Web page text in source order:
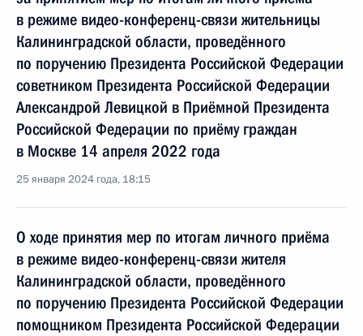
в режиме видео-конференц-связи жительницы
Калининградской области, проведённого
по поручению Президента Российской Федерации
советником Президента Российской Федерации
Александрой Левицкой в Приёмной Президента
Российской Федерации по приёму граждан
в Москве 14 апреля 2022 года
25 января 2024 года, 18:15
О ходе принятия мер по итогам личного приёма
в режиме видео-конференц-связи жителя
Калининградской области, проведённого
по поручению Президента Российской Федерации
помощником Президента Российской Федерации